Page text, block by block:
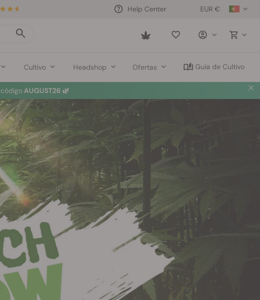
EUR €
Help Center
Saved
Cultivo Headshop Ofertas Guia de Cultivo
AUGUST26 🌿